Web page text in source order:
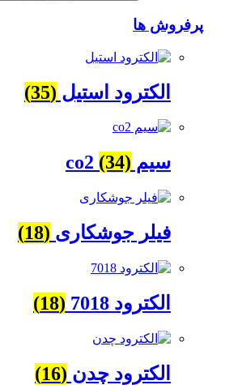
پرفروش ها
الکترود استیل (35)
سیم co2 (34)
فیلر جوشکاری (18)
الکترود 7018 (18)
الکترود چدن (16)